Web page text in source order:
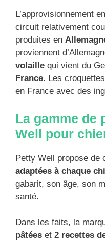
L’approvisionnement
circuit relativement
produites en
proviennent
volaille qui vient du
France. Les
en France avec des
La gamme de
Well pour
Petty Well propose de
adaptées à chaque
gabarit, son âge, son
santé.
Dans les faits, la
pâtées et 2 recettes